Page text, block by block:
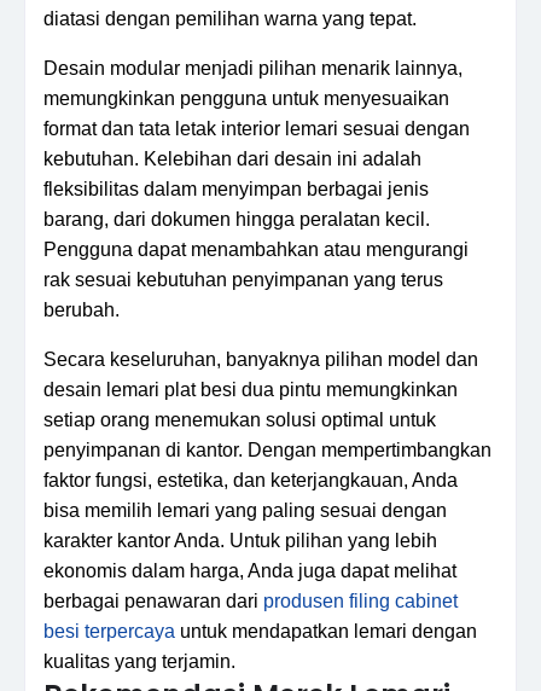
diatasi dengan pemilihan warna yang tepat.
Desain modular menjadi pilihan menarik lainnya,
memungkinkan pengguna untuk menyesuaikan
format dan tata letak interior lemari sesuai dengan
kebutuhan. Kelebihan dari desain ini adalah
fleksibilitas dalam menyimpan berbagai jenis
barang, dari dokumen hingga peralatan kecil.
Pengguna dapat menambahkan atau mengurangi
rak sesuai kebutuhan penyimpanan yang terus
berubah.
Secara keseluruhan, banyaknya pilihan model dan
desain lemari plat besi dua pintu memungkinkan
setiap orang menemukan solusi optimal untuk
penyimpanan di kantor. Dengan mempertimbangkan
faktor fungsi, estetika, dan keterjangkauan, Anda
bisa memilih lemari yang paling sesuai dengan
karakter kantor Anda. Untuk pilihan yang lebih
ekonomis dalam harga, Anda juga dapat melihat
berbagai penawaran dari produsen filing cabinet
besi terpercaya untuk mendapatkan lemari dengan
kualitas yang terjamin.